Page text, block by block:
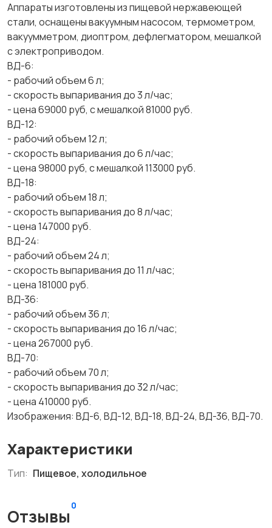
Аппараты изготовлены из пищевой нержавеющей
стали, оснащены вакуумным насосом, термометром,
вакуумметром, диоптром, дефлегматором, мешалкой
с электроприводом.
ВД-6:
- рабочий объем 6 л;
- скорость выпаривания до 3 л/час;
- цена 69000 руб, с мешалкой 81000 руб.
ВД-12:
- рабочий объем 12 л;
- скорость выпаривания до 6 л/час;
- цена 98000 руб, с мешалкой 113000 руб.
ВД-18:
- рабочий объем 18 л;
- скорость выпаривания до 8 л/час;
- цена 147000 руб.
ВД-24:
- рабочий объем 24 л;
- скорость выпаривания до 11 л/час;
- цена 181000 руб.
ВД-36:
- рабочий объем 36 л;
- скорость выпаривания до 16 л/час;
- цена 267000 руб.
ВД-70:
- рабочий объем 70 л;
- скорость выпаривания до 32 л/час;
- цена 410000 руб.
Изображения: ВД-6, ВД-12, ВД-18, ВД-24, ВД-36, ВД-70.
Характеристики
Тип: Пищевое, холодильное
Отзывы
0